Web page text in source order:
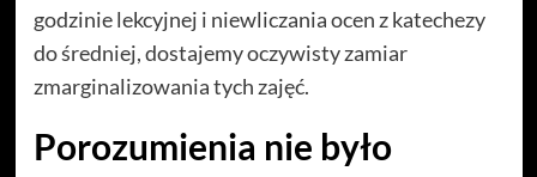
godzinie lekcyjnej i niewliczania ocen z katechezy
do średniej, dostajemy oczywisty zamiar
zmarginalizowania tych zajęć.
Porozumienia nie było